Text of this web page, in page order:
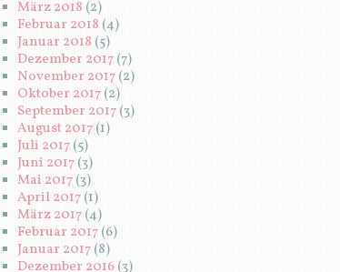
März 2018 (2)
Februar 2018 (4)
Januar 2018 (5)
Dezember 2017(7)
November 2017(2)
Oktober 2017(2)
September 2017(3)
August 2017(1)
Juli 2017(5)
Juni 2017(3)
Mai 2017(3)
April 2017(1)
März 2017(4)
Februar 2017(6)
Januar 2017(8)
Dezember 2016(3)